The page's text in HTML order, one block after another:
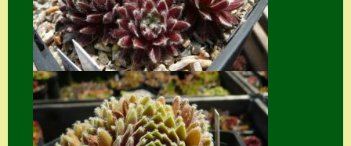
suche
Semps von A – Z
Shop
Suche
Sue Thomas